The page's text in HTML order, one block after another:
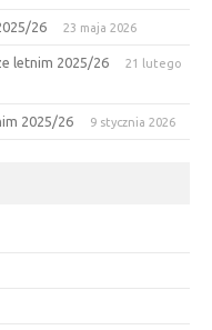
26 23 maja 2026
letnim 2025/26
21 lutego
2025/26 9 stycznia 2026